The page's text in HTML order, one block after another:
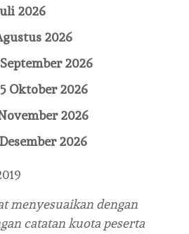
2026
2026
2026
Oktober 2026
2026
2026
menyesuaikan dengan
catatan kuota peserta